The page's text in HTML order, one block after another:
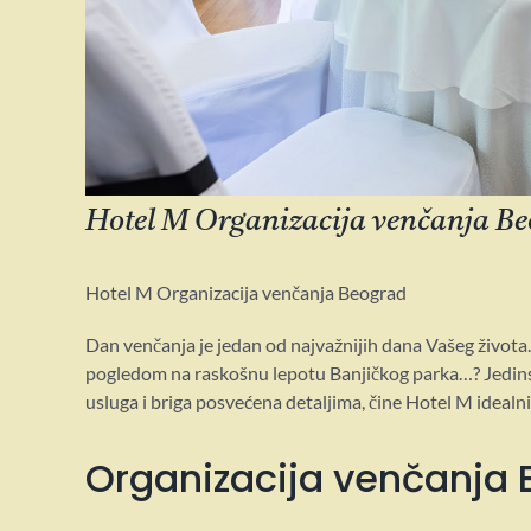
Hotel M Organizacija venčanja
Hotel M Organizacija venčanja Beograd
Dan venčanja je jedan od najvažnijih dana Vašeg
pogledom na raskošnu lepotu Banjičkog parka…?
usluga i briga posvećena detaljima, čine Hotel M
Organizacija venčanja